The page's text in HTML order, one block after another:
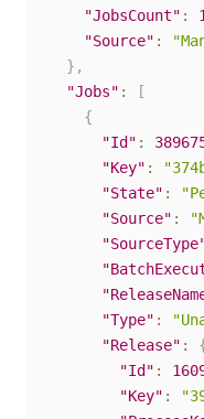
"JobsCount" : 1
"Source" :
} ,
"Jobs" :
[
{
"Id" :
"Key" :
"State" :
"Source" :
"Type" :
"Release" :
"Id" :
"Key" :